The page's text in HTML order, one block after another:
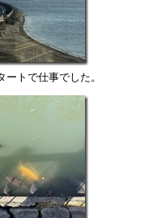
トで仕事でした。